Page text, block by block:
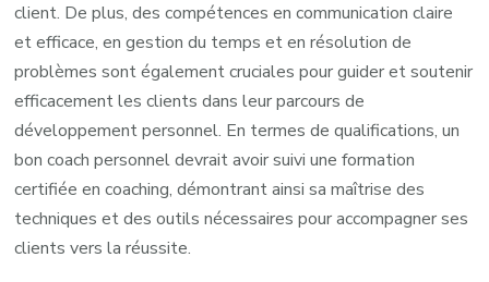
client. De plus, des compétences en communication claire
et efficace, en gestion du temps et en résolution de
problèmes sont également cruciales pour guider et soutenir
efficacement les clients dans leur parcours de
développement personnel. En termes de qualifications, un
bon coach personnel devrait avoir suivi une formation
certifiée en coaching, démontrant ainsi sa maîtrise des
techniques et des outils nécessaires pour accompagner ses
clients vers la réussite.